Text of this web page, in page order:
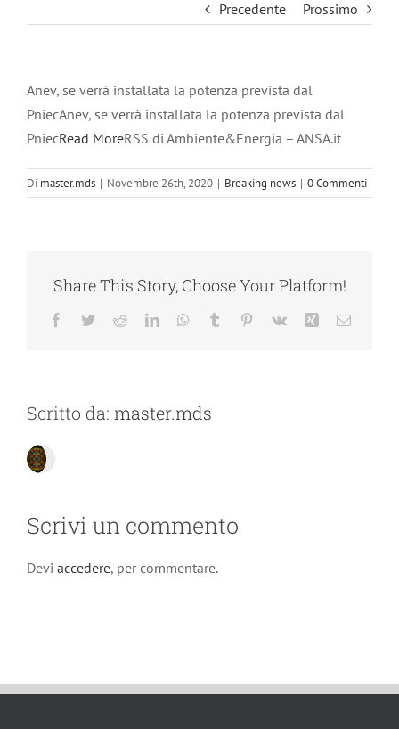
Precedente Prossimo
Anev, se verrà installata la potenza prevista dal
PniecAnev, se verrà installata la potenza prevista dal
PniecRead MoreRSS di Ambiente&Energia – ANSA.it
Di master.mds | Novembre 26th, 2020 | Breaking news | 0 Commenti
Share This Story, Choose Your Platform!
Facebook
TwitterRedditLinkedInWhatsApp
Tumblr Pinterest
Vk Xing Email
Scritto da: master.mds
Scrivi un commento
Devi accedere, per commentare.